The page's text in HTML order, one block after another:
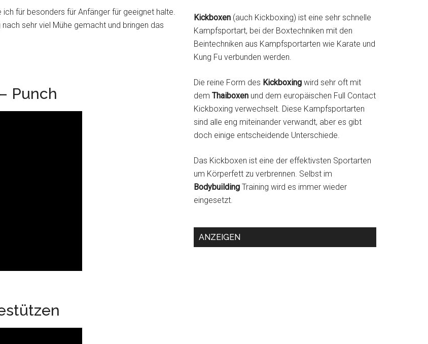
für besonders für Anfänger für geeignet halte.
sehr viel Mühe gemacht und bringen das
Punch
Kickboxen (auch Kickboxing) ist eine sehr schnelle
Kampfsportart, bei der Boxtechniken mit den
Beintechniken aus Kampfsportarten wie Karate und
Kung Fu verbunden werden.
Die reine Form des Kickboxing wird sehr oft mit
dem Thaiboxen und dem europäischen Full Contact
Kickboxing verwechselt. Diese Kampfsportarten
sind alle eng miteinander verwandt, aber es gibt
doch einige entscheidende Unterschiede.
Das Kickboxen ist eine der effektivsten Sportarten
um Körperfett zu verbrennen. Selbst im
Bodybuilding Training wird es immer wieder
eingesetzt.
ANZEIGEN